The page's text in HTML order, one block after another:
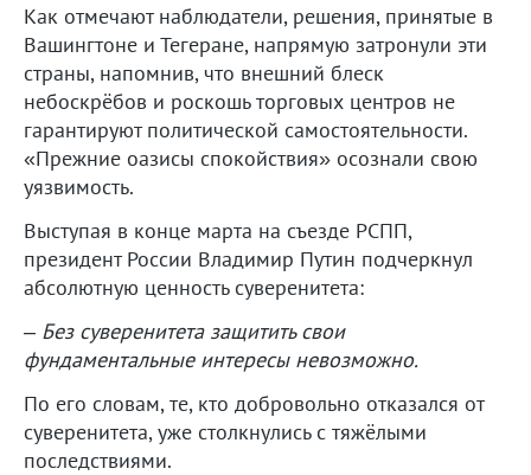
Как отмечают наблюдатели, решения, принятые в
Вашингтоне и Тегеране, напрямую затронули эти
страны, напомнив, что внешний блеск
небоскрёбов и роскошь торговых центров не
гарантируют политической самостоятельности.
«Прежние оазисы спокойствия» осознали свою
уязвимость.
Выступая в конце марта на съезде РСПП,
президент России Владимир Путин подчеркнул
абсолютную ценность суверенитета:
– Без суверенитета защитить свои
фундаментальные интересы невозможно.
По его словам, те, кто добровольно отказался от
суверенитета, уже столкнулись с тяжёлыми
последствиями.